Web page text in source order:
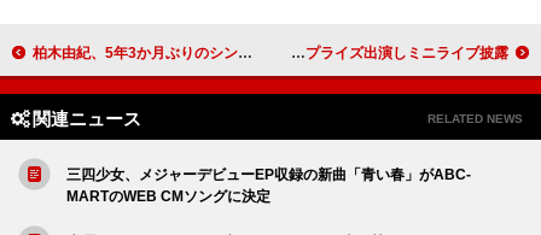
柏木由紀、5年3か月ぶりのシングルCD『シアワセ記念日』6月リリース 乃木坂46、日本大学の入学式にサプライズ出演しミニライブ披露
関連ニュース RELATED NEWS
三四少女、メジャーデビューEP収録の新曲「青い春」がABC-
MARTのWEB CMソングに決定